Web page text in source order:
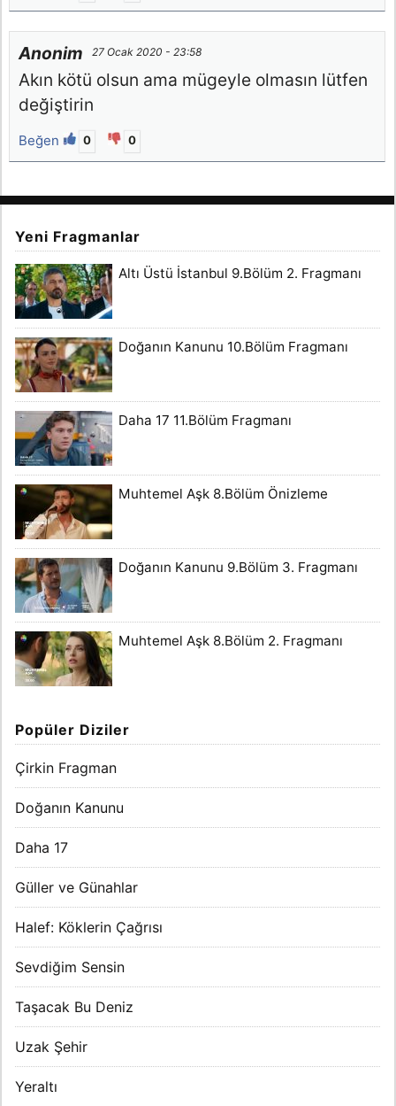
Anonim 27 Ocak 2020 - 23:58
Akın kötü olsun ama mügeyle olmasın lütfen
değiştirin
Beğen 0 0
Yeni Fragmanlar
Altı Üstü İstanbul 9.Bölüm 2. Fragmanı
Doğanın Kanunu 10.Bölüm Fragmanı
Daha 17 11.Bölüm Fragmanı
Muhtemel Aşk 8.Bölüm Önizleme
Doğanın Kanunu 9.Bölüm 3. Fragmanı
Muhtemel Aşk 8.Bölüm 2. Fragmanı
Popüler Diziler
Çirkin Fragman
Doğanın Kanunu
Daha 17
Güller ve Günahlar
Halef: Köklerin Çağrısı
Sevdiğim Sensin
Taşacak Bu Deniz
Uzak Şehir
Yeraltı